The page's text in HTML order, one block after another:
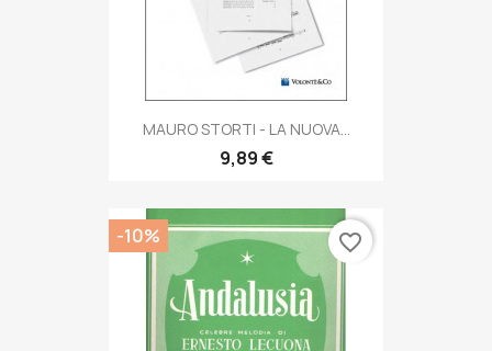
MAURO STORTI - LA NUOVA...
9,89 €
-10% favorite_border